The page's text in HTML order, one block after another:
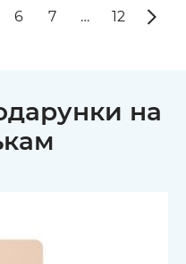
6 7 … 12
на